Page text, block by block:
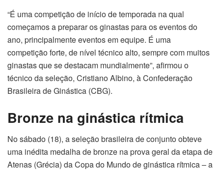
“É uma competição de início de temporada na qual
começamos a preparar os ginastas para os eventos do
ano, principalmente eventos em equipe. É uma
competição forte, de nível técnico alto, sempre com muitos
ginastas que se destacam mundialmente”, afirmou o
técnico da seleção, Cristiano Albino, à Confederação
Brasileira de Ginástica (CBG).
Bronze na ginástica rítmica
No sábado (18), a seleção brasileira de conjunto obteve
uma inédita medalha de bronze na prova geral da etapa de
Atenas (Grécia) da Copa do Mundo de ginástica rítmica – a